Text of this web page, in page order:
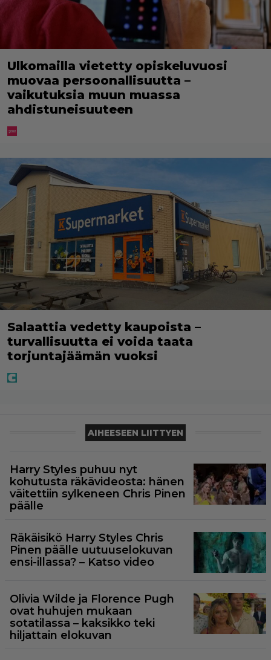
Ulkomailla vietetty opiskeluvuosi
muovaa persoonallisuutta –
vaikutuksia muun muassa
ahdistuneisuuteen
Salaattia vedetty kaupoista –
turvallisuutta ei voida taata
torjuntajäämän vuoksi
AIHEESEEN LIITTYEN
Harry Styles puhuu nyt
kohutusta räkävideosta: hänen
väitettiin sylkeneen Chris Pinen
päälle
Räkäisikö Harry Styles Chris
Pinen päälle uutuuselokuvan
ensi-illassa? – Katso video
Olivia Wilde ja Florence Pugh
ovat huhujen mukaan
sotatilassa – kaksikko teki
hiljattain elokuvan